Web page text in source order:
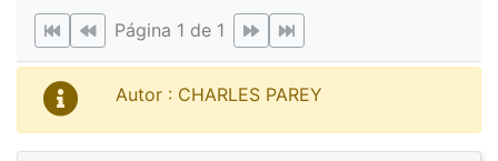
Página 1 de 1
Autor : CHARLES PAREY